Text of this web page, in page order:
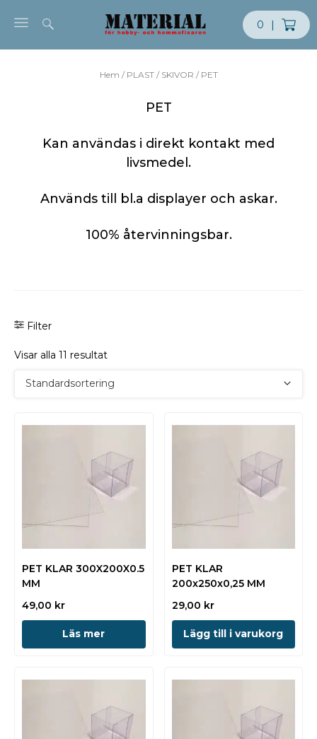
0
|
Hem / PLAST/ SKIVOR / PET
PET
Kan användas i direkt kontakt med
livsmedel.
Används till bl.a displayer och askar.
100% återvinningsbar.
Filter
Visar alla 11 resultat
PET KLAR 300X200X0.5
MM
49,00 kr
Läs mer
PET KLAR
200x250x0,25 MM
29,00 kr
Lägg till i varukorg